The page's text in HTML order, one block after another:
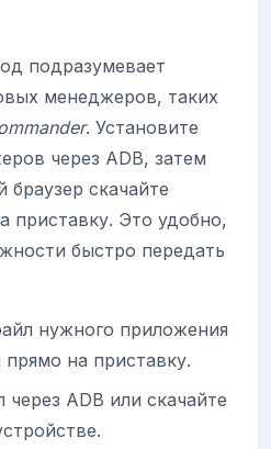
подразумевает
менеджеров, таких
. Установите
через ADB, затем
браузер скачайте
приставку. Это удобно,
быстро передать
нужного приложения
на приставку.
ADB или скачайте